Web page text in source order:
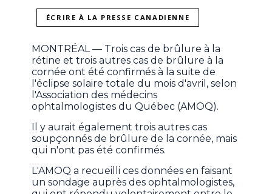
ÉCRIRE À LA PRESSE CANADIENNE
MONTRÉAL — Trois cas de brûlure à la
rétine et trois autres cas de brûlure à la
cornée ont été confirmés à la suite de
l'éclipse solaire totale du mois d'avril, selon
l'Association des médecins
ophtalmologistes du Québec (AMOQ).
Il y aurait également trois autres cas
soupçonnés de brûlure de la cornée, mais
qui n'ont pas été confirmés.
L'AMOQ a recueilli ces données en faisant
un sondage auprès des ophtalmologistes,